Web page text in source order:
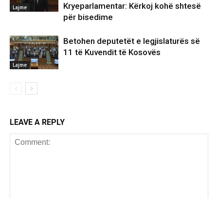
Lajme
Kryeparlamentar: Kërkoj kohë shtesë
për bisedime
Lajme
Betohen deputetët e legjislaturës së
11 të Kuvendit të Kosovës
LEAVE A REPLY